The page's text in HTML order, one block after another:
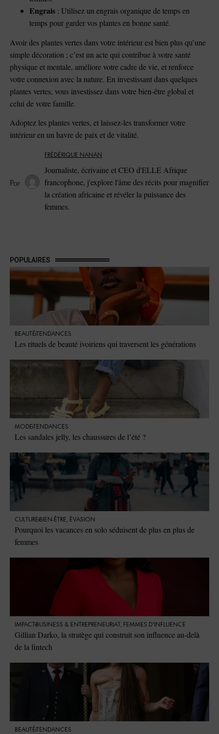
Engrais : Utilisez un engrais organique de temps en
temps pour garder vos plantes en bonne santé.
Avoir des plantes vertes dans votre intérieur est bien plus qu’une
simple décoration ; c’est un acte qui contribue à votre santé
physique et mentale, améliore votre cadre de vie, et renforce
votre connexion avec la nature. En investissant dans quelques
plantes vertes, vous investissez dans votre bien-être global et
celui de votre famille.
Adoptez les plantes vertes, et laissez-les transformer votre
intérieur en un havre de paix et de vitalité.
FRÉDÉRIQUE NANAN
Journaliste, écrivaine et CEO d'ELLE Afrique
francophone, j'explore l'âme des récits pour magnifier
la création africaine et révéler la puissance des
femmes.
POPULAIRES
BEAUTÉ TENDANCES
Les rituels de beauté ivoiriens qui traversent les générations
MODE TENDANCES
Les sandales jelly, les chaussures de l’été ?
CULTURE BIEN-ÊTRE, ÉVASION
Pourquoi les vacances en solo séduisent de plus en plus de
femmes
IMPACT ⁠BUSINESS & ENTREPRENEURIAT , FEMMES D'INFLUENCE
Gillian Darko, la stratège qui construit son influence au-delà
de la fintech
BEAUTÉ TENDANCES